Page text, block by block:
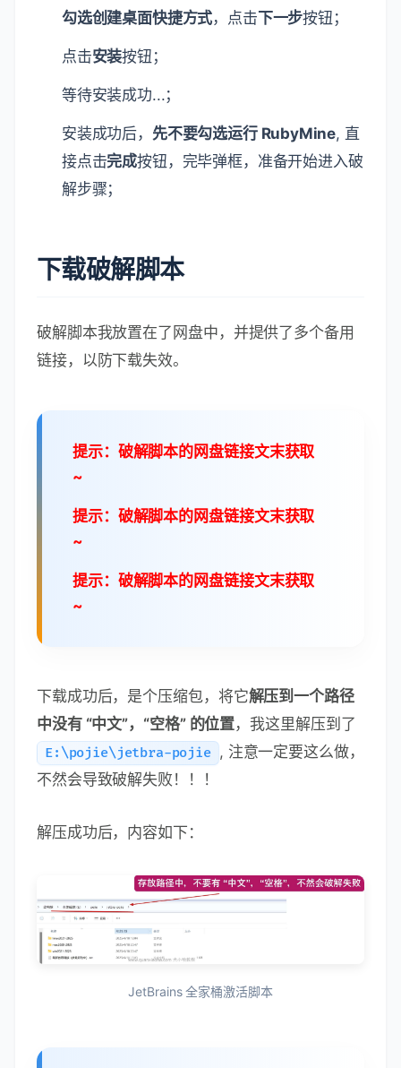
勾选创建桌面快捷方式，点击下一步按钮；
点击安装按钮；
等待安装成功...；
安装成功后， 先不要勾选运行 RubyMine, 直
接点击完成按钮，完毕弹框，准备开始进入破
解步骤；
下载破解脚本
破解脚本我放置在了网盘中，并提供了多个备用
链接，以防下载失效。
提示：破解脚本的网盘链接文末获取
~
提示：破解脚本的网盘链接文末获取
~
提示：破解脚本的网盘链接文末获取
~
下载成功后，是个压缩包，将它解压到一个路径
中没有 “中文”，“空格” 的位置，我这里解压到了
E:\pojie\jetbra-pojie , 注意一定要这么做，
不然会导致破解失败！！！
解压成功后，内容如下：
JetBrains 全家桶激活脚本